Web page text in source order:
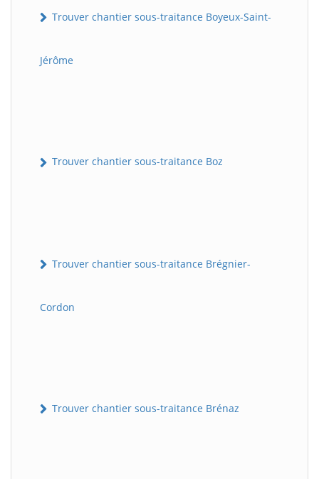
Trouver chantier sous-traitance Boyeux-Saint-
Jérôme
Trouver chantier sous-traitance Boz
Trouver chantier sous-traitance Brégnier-
Cordon
Trouver chantier sous-traitance Brénaz